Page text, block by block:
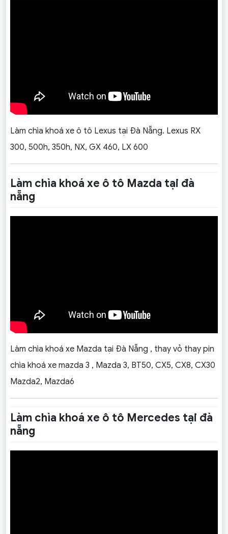
Làm chìa khoá xe ô tô Lexus tại Đà Nẵng. Lexus RX
300, 500h, 350h, NX, GX 460, LX 600
Làm chìa khoá xe ô tô Mazda tại đà
nẵng
Làm chìa khoá xe Mazda tại Đà Nẵng , thay vỏ thay pin
chìa khoá xe mazda 3 , Mazda 3, BT50, CX5, CX8, CX30
Mazda2, Mazda6
Làm chìa khoá xe ô tô Mercedes tại đà
nẵng